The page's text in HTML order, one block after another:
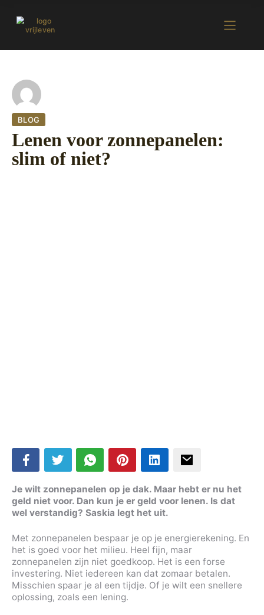
BLOG
Lenen voor zonnepanelen:
slim of niet?
Je wilt zonnepanelen op je dak. Maar hebt er nu het
geld niet voor. Dan kun je er geld voor lenen. Is dat
wel verstandig? Saskia legt het uit.
Met zonnepanelen bespaar je op je energierekening. En
het is goed voor het milieu. Heel fijn, maar
zonnepanelen zijn niet goedkoop. Het is een forse
investering. Niet iedereen kan dat zomaar betalen.
Misschien spaar je al een tijdje. Of je wilt een snellere
oplossing, zoals een lening.